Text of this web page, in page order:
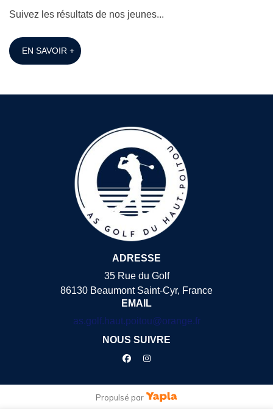
Suivez les résultats de nos jeunes...
EN SAVOIR +
ADRESSE
35 Rue du Golf
86130 Beaumont Saint-Cyr, France
EMAIL
as.golf.haut.poitou@orange.fr
NOUS SUIVRE
facebookinstagram
Propulsé par